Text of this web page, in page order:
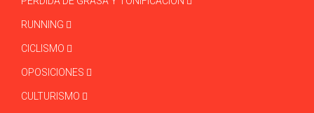
RUNNING
CICLISMO
OPOSICIONES
CULTURISMO